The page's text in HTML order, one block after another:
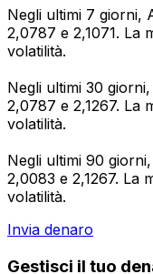
Negli ultimi 7 giorni,
2,0787 e 2,1071. La
volatilità.
Negli ultimi 30
2,0787 e 2,1267. La
volatilità.
Negli ultimi 90
2,0083 e 2,1267. La
volatilità.
Invia denaro
Gestisci il tuo